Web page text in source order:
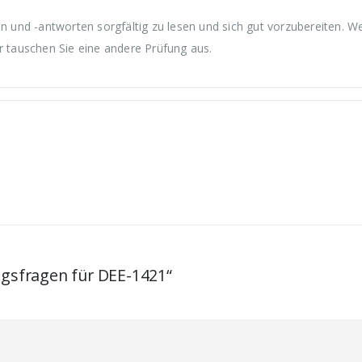
und -antworten sorgfältig zu lesen und sich gut vorzubereiten.
Sie eine andere Prüfung aus.
für DEE-1421“